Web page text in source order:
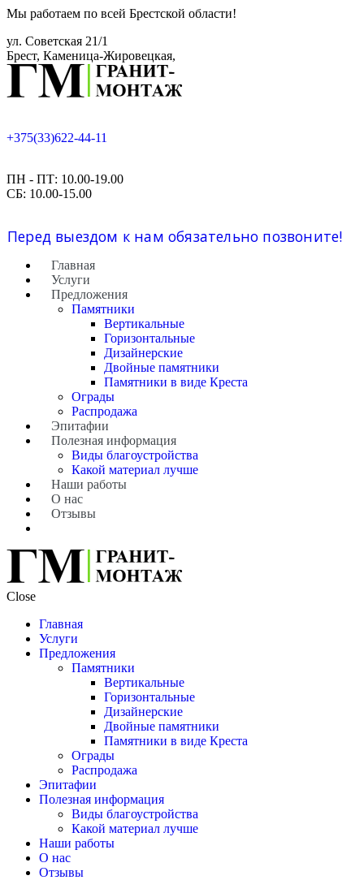
Мы работаем по всей Брестской области!
ул. Советская 21/1
Брест, Каменица-Жировецкая,
+375(33)622-44-11
ПН - ПТ: 10.00-19.00
СБ: 10.00-15.00
Перед выездом к нам обязательно позвоните!
Главная
Услуги
Предложения
Памятники
Вертикальные
Горизонтальные
Дизайнерские
Двойные памятники
Памятники в виде Креста
Ограды
Распродажа
Эпитафии
Полезная информация
Виды благоустройства
Какой материал лучше
Наши работы
О нас
Отзывы
Close
Главная
Услуги
Предложения
Памятники
Вертикальные
Горизонтальные
Дизайнерские
Двойные памятники
Памятники в виде Креста
Ограды
Распродажа
Эпитафии
Полезная информация
Виды благоустройства
Какой материал лучше
Наши работы
О нас
Отзывы